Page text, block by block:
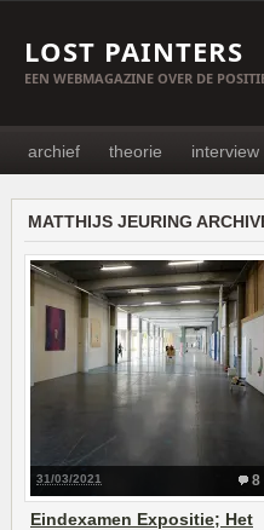
LOST PAINTERS
EEN WEBMAGAZINE OVER DE
archief theorie interview
MATTHIJS JEURING
8
31/03/2021
Eindexamen Expositie; Het